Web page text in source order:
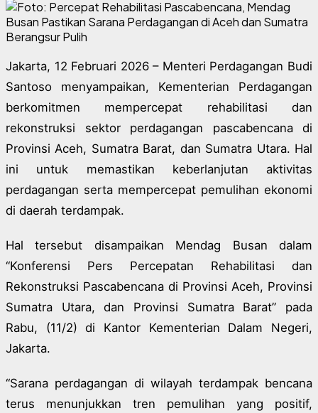
Jakarta, 12 Februari 2026 – Menteri Perdagangan Budi
Santoso menyampaikan, Kementerian Perdagangan
berkomitmen mempercepat rehabilitasi dan
rekonstruksi sektor perdagangan pascabencana di
Provinsi Aceh, Sumatra Barat, dan Sumatra Utara. Hal
ini untuk memastikan keberlanjutan aktivitas
perdagangan serta mempercepat pemulihan ekonomi
di daerah terdampak.
Hal tersebut disampaikan Mendag Busan dalam
“Konferensi Pers Percepatan Rehabilitasi dan
Rekonstruksi Pascabencana di Provinsi Aceh, Provinsi
Sumatra Utara, dan Provinsi Sumatra Barat” pada
Rabu, (11/2) di Kantor Kementerian Dalam Negeri,
Jakarta.
“Sarana perdagangan di wilayah terdampak bencana
terus menunjukkan tren pemulihan yang positif,